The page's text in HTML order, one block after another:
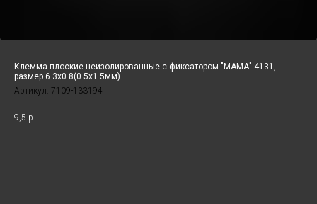
Клемма плоские неизолированные с фиксатором "МАМА" 4131,
размер 6.3x0.8(0.5х1.5мм)
Артикул: 7109-133194
9,5 р.